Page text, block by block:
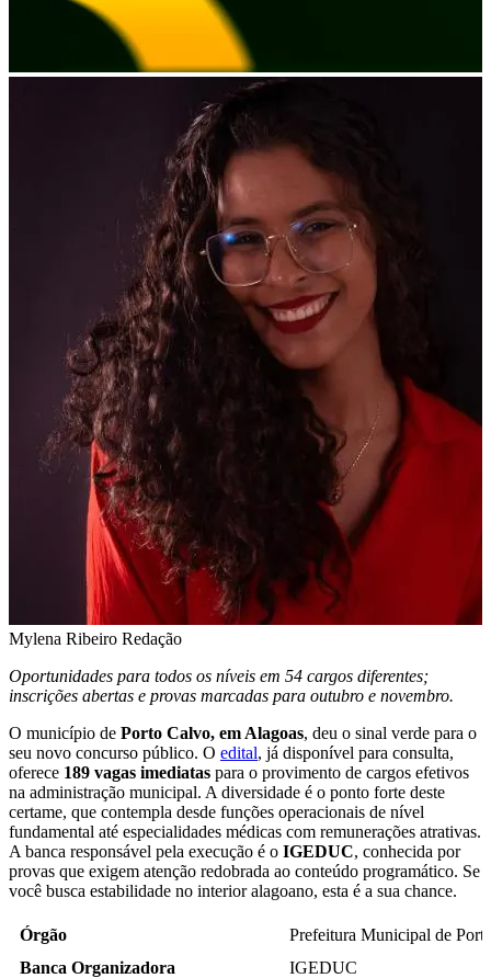
Mylena Ribeiro Redação
Oportunidades para todos os níveis em 54 cargos diferentes;
inscrições abertas e provas marcadas para outubro e novembro.
O município de Porto Calvo, em Alagoas, deu o sinal verde para o
seu novo concurso público. O edital, já disponível para consulta,
oferece 189 vagas imediatas para o provimento de cargos efetivos
na administração municipal. A diversidade é o ponto forte deste
certame, que contempla desde funções operacionais de nível
fundamental até especialidades médicas com remunerações atrativas.
A banca responsável pela execução é o IGEDUC, conhecida por
provas que exigem atenção redobrada ao conteúdo programático. Se
você busca estabilidade no interior alagoano, esta é a sua chance.
Órgão
Prefeitura Municipal de
Banca Organizadora
IGEDUC